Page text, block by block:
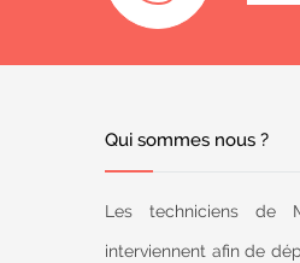
Qui sommes nous ?
Les techniciens de
interviennent afin de